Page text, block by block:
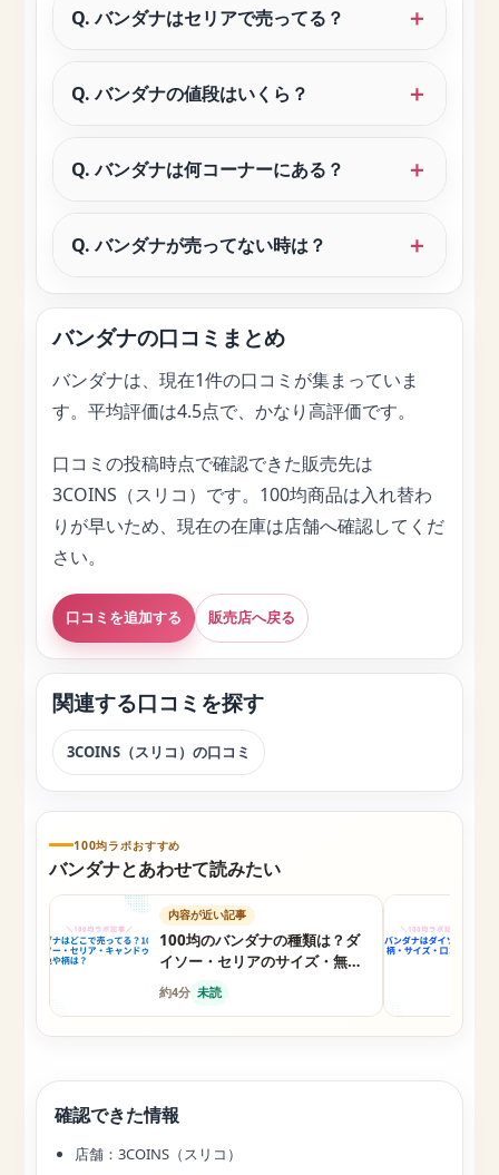
Q. バンダナはセリアで売ってる？
Q. バンダナの値段はいくら？
Q. バンダナは何コーナーにある？
Q. バンダナが売ってない時は？
バンダナの口コミまとめ
バンダナは、現在1件の口コミが集まっていま
す。平均評価は4.5点で、かなり高評価です。
口コミの投稿時点で確認できた販売先は
3COINS（スリコ）です。100均商品は入れ替わ
りが早いため、現在の在庫は店舗へ確認してくだ
さい。
口コミを追加する 販売店へ戻る
関連する口コミを探す
3COINS（スリコ）の口コミ
100均ラボおすすめ
バンダナとあわせて読みたい
内容が近い記事
100均のバンダナの種類は？ダ
イソー・セリアのサイズ・無
地・大判を比較
約4分 未読
確認できた情報
店舗：3COINS（スリコ）